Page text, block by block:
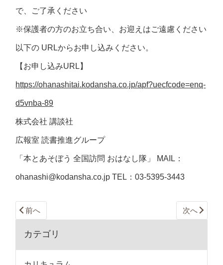
で、ご了承ください
※保護者の方のお立ち合い、お迎えはご遠慮ください
以下の URLからお申し込みください。
【お申し込みURL】
https://ohanashitai.kodansha.co.jp/apf?uecfcode=enq-
d5vnba-89
株式会社 講談社
広報室 読書推進グループ
「本とあそぼう 全国訪問 おはなし隊」 MAIL：
ohanashi@kodansha.co.jp TEL：03-5395-3443
前へ 次へ
カテゴリ